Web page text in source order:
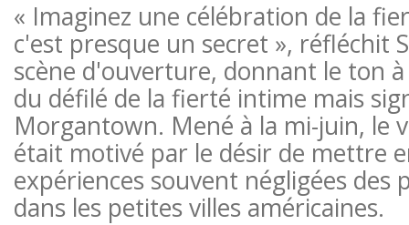
« Imaginez une célébration de la
c'est presque un secret », réfléchit
scène d'ouverture, donnant le ton
du défilé de la fierté intime mais
Morgantown. Mené à la mi-juin, le
était motivé par le désir de mettre
expériences souvent négligées des
dans les petites villes américaines.